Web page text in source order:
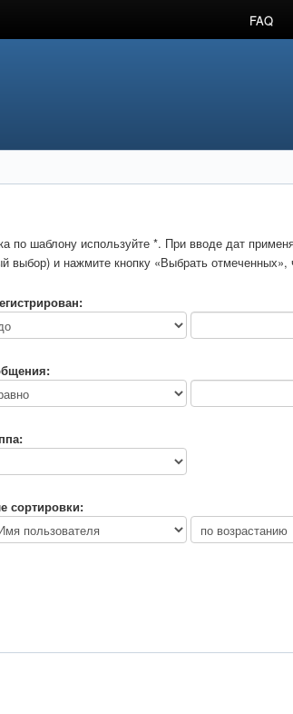
FAQ
по шаблону используйте *. При вводе дат
и нажмите кнопку «Выбрать отмеченных»,
сортировки: